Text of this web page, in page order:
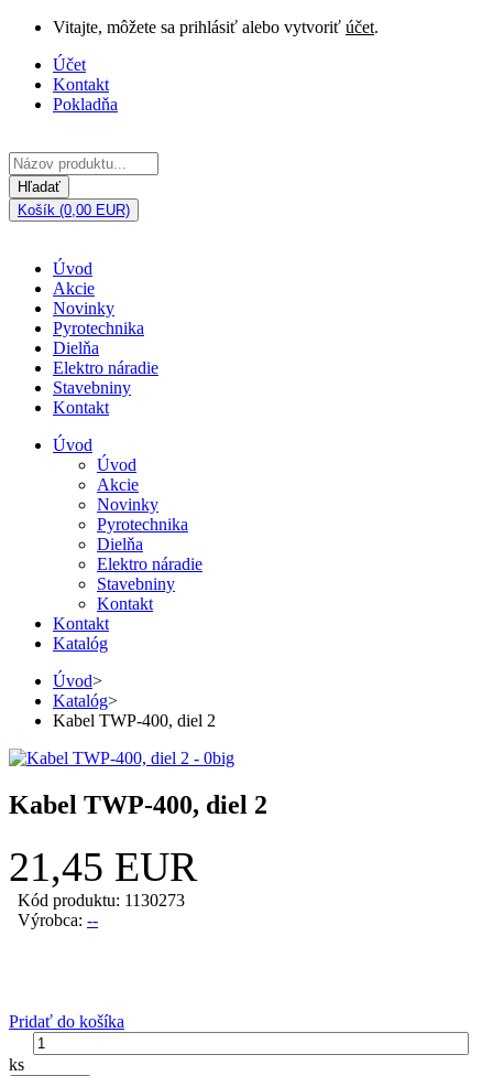
Vitajte, môžete sa prihlásiť alebo vytvoriť účet.
Účet
Kontakt
Pokladňa
Hľadať
Košík (0,00 EUR)
Úvod
Akcie
Novinky
Pyrotechnika
Dielňa
Elektro náradie
Stavebniny
Kontakt
Úvod
Úvod
Akcie
Novinky
Pyrotechnika
Dielňa
Elektro náradie
Stavebniny
Kontakt
Kontakt
Katalóg
Úvod>
Katalóg>
Kabel TWP-400, diel 2
Kabel TWP-400, diel 2
21,45 EUR
Kód produktu: 1130273
Výrobca: --
Pridať do košíka
ks